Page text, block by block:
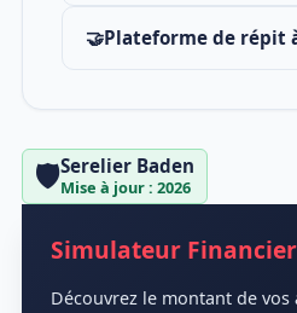
🤝Plateforme de répit
🛡️Serelier Baden
Mise à jour : 2026
Simulateur Financier
Découvrez le montant de vos